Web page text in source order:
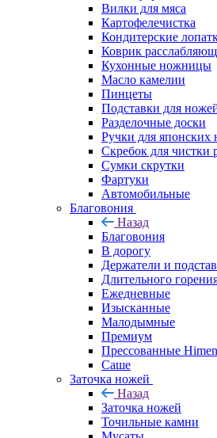
Вилки для мяса
Картофелечистка
Кондитерские
Коврик
Кухонные ножницы
Масло камелии
Пинцеты
Подставки для
Разделочные доски
Ручки для японских
Скребок для чистки
Сумки скрутки
Фартуки
Автомобильные
Благовония
Назад
Благовония
В дорогу
Держатели и
Длительного
Ежедневные
Изысканные
Малодымные
Премиум
Прессованные
Саше
Заточка ножей
Назад
Заточка ножей
Точильные камни